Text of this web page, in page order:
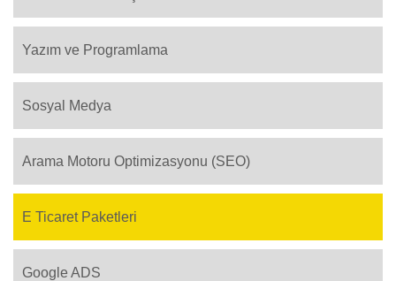
Yazım ve Programlama
Sosyal Medya
Arama Motoru Optimizasyonu (SEO)
E Ticaret Paketleri
Google ADS